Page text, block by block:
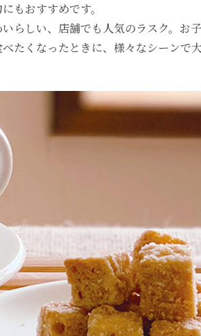
もおすすめです。
らしい、店舗でも人気のラスク。お
たくなったときに、様々なシーンで